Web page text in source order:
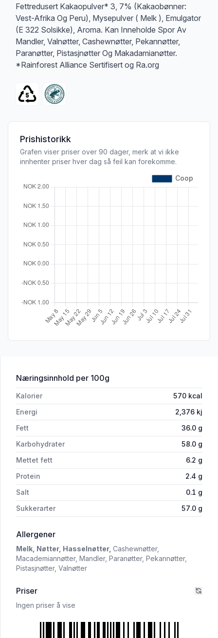
Fettredusert Kakaopulver* 3, 7% (Kakaobønner:
Vest-Afrika Og Peru), Mysepulver ( Melk ), Emulgator
(E 322 Solsikke), Aroma. Kan Inneholde Spor Av
Mandler, Valnøtter, Cashewnøtter, Pekannøtter,
Paranøtter, Pistasjnøtter Og Makadamianøtter.
*Rainforest Alliance Sertifisert og Ra.org
Prishistorikk
Grafen viser priser over 90 dager, merk at vi ikke
innhenter priser hver dag så feil kan forekomme.
Næringsinnhold for 'Coop Nøttepålegg 400g'
per 100g
Kalorier 570 kcal
Energi
2,376 kj
Fett
36.0 g
Karbohydrater
58.0 g
Mettet fett
6.2 g
Protein
2.4 g
Salt
0.1 g
Sukkerarter
57.0 g
Allergeneri 'Coop Nøttepålegg 400g'
Melk, Nøtter, Hasselnøtter, Cashewnøtter,
Macademiannøtter, Mandler, Paranøtter, Pekannøtter,
Pistasjnøtter, Valnøtter
Priser
Ingen priser å vise